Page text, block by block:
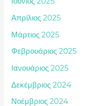
Απρίλιος 2025
Μάρτιος 2025
Φεβρουάριος 2025
Ιανουάριος 2025
Δεκέμβριος 2024
Νοέμβριος 2024